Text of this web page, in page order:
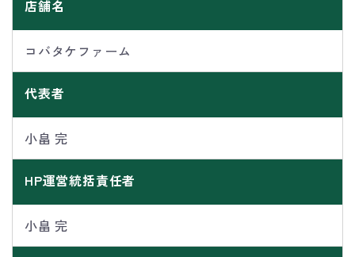
店舗名
コバタケファーム
代表者
小畠 完
HP運営統括責任者
小畠 完